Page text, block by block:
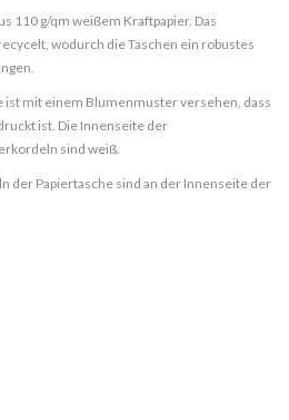
110 g/qm weißem Kraftpapier. Das
wodurch die Taschen ein robustes
ist mit einem Blumenmuster versehen, dass
ist. Die Innenseite der
sind weiß.
der Papiertasche sind an der Innenseite der